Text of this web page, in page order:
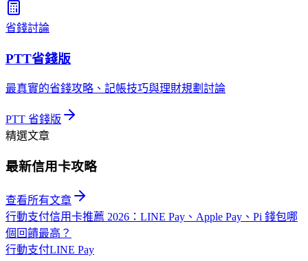
省錢討論
PTT省錢版
最真實的省錢攻略、記帳技巧與理財規劃討論
PTT 省錢版
精選文章
最新信用卡攻略
查看所有文章
行動支付信用卡推薦 2026：LINE Pay、Apple Pay、Pi 錢包哪
個回饋最高？
行動支付LINE Pay